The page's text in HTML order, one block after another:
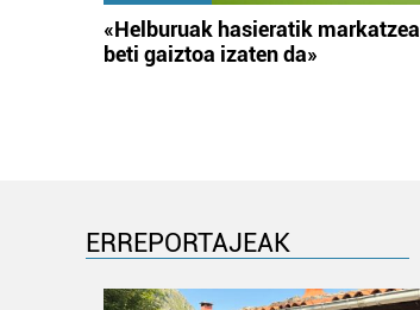
«Helburuak hasieratik markatzea
beti gaiztoa izaten da»
ERREPORTAJEAK